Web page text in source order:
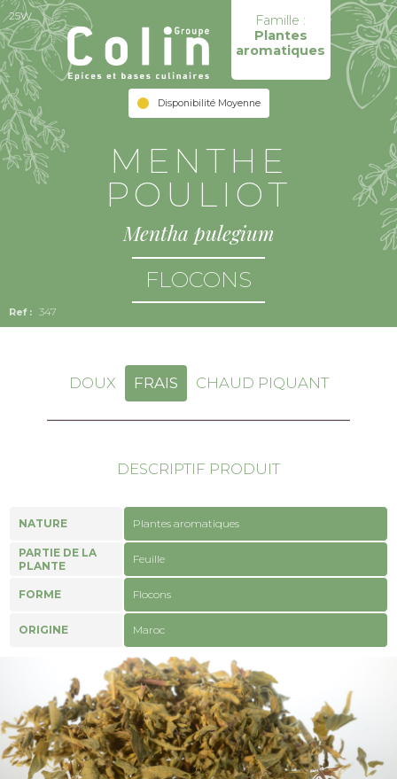
Famille :
Plantes
aromatiques
Disponibilité Moyenne
25W
347
MENTHE
POULIOT
Mentha pulegium
FLOCONS
DOUX FRAIS CHAUD PIQUANT
DESCRIPTIF PRODUIT
NATURE Plantes aromatiques
PARTIE DE LA
PLANTE
Feuille
FORME Flocons
ORIGINE Maroc